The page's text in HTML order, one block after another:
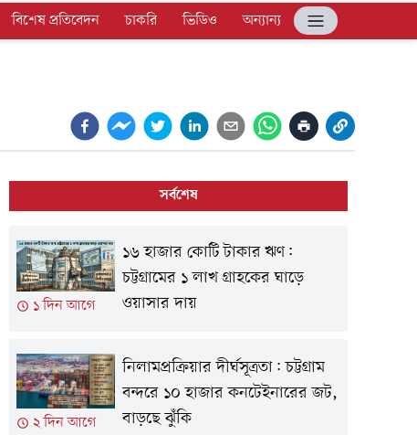
বিশেষ প্রতিবেদন চাকরি ভিডিও
অন্যান্য
সর্বশেষ
১ দিন আগে
১৬ হাজার কোটি টাকার ঋণ:
চট্টগ্রামের ১ লাখ গ্রাহকের ঘাড়ে
ওয়াসার দায়
২ দিন আগে
নিলামপ্রক্রিয়ার দীর্ঘসূত্রতা: চট্টগ্রাম
বন্দরে ১০ হাজার কনটেইনারের জট,
বাড়ছে ঝুঁকি